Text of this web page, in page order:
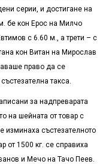
серии, и достигане на
бе кон Ерос на Милчо
с 6.60 м., а трети – с
кон Витан на Мирослав
право да се
такса.
за надпреварата
на шейната от товар с
изминаха състезателното
от 1500 кг. се справиха
и Мечо на Тачо Пеев.